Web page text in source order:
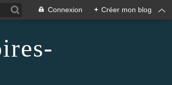
Connexion + Créer mon blog